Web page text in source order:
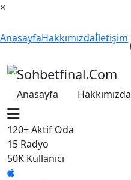
×
AnasayfaHakkımızdaİletişim
Anasayfa Hakkımızda
120+Aktif Oda
15 Radyo
50K Kullanıcı